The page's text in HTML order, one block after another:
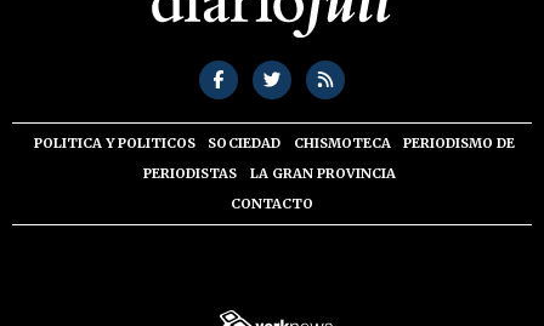
POLITICA Y POLITICOS SOCIEDAD CHISMOTECA
PERIODISMO DE
PERIODISTAS
LA GRAN PROVINCIA
CONTACTO